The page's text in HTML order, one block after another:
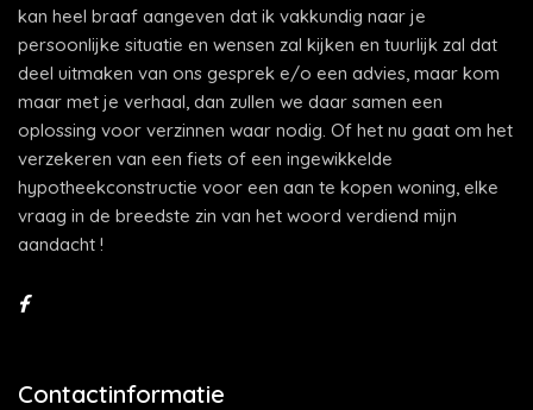
kan heel braaf aangeven dat ik vakkundig naar je
persoonlijke situatie en wensen zal kijken en tuurlijk zal dat
deel uitmaken van ons gesprek e/o een advies, maar kom
maar met je verhaal, dan zullen we daar samen een
oplossing voor verzinnen waar nodig. Of het nu gaat om het
verzekeren van een fiets of een ingewikkelde
hypotheekconstructie voor een aan te kopen woning, elke
vraag in de breedste zin van het woord verdiend mijn
aandacht !
Contactinformatie